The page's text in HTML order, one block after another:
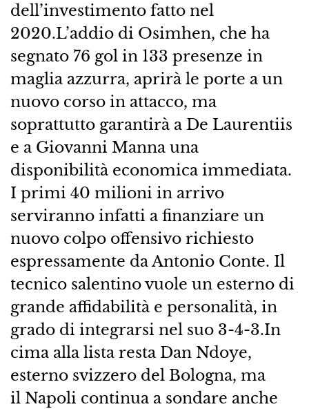
dell’investimento fatto nel
2020.L’addio di Osimhen, che ha
segnato 76 gol in 133 presenze in
maglia azzurra, aprirà le porte a un
nuovo corso in attacco, ma
soprattutto garantirà a De Laurentiis
e a Giovanni Manna una
disponibilità economica immediata.
I primi 40 milioni in arrivo
serviranno infatti a finanziare un
nuovo colpo offensivo richiesto
espressamente da Antonio Conte. Il
tecnico salentino vuole un esterno di
grande affidabilità e personalità, in
grado di integrarsi nel suo 3-4-3.In
cima alla lista resta Dan Ndoye,
esterno svizzero del Bologna, ma
il Napoli continua a sondare anche